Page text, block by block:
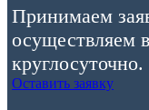
Принимаем
осуществляем
круглосуточно.
Оставить заявку